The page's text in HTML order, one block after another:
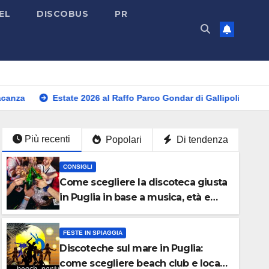
DISCOBUS PR
2026 al Raffo Parco Gondar di Gallipoli: tutti gli eventi da
Più recenti Popolari Di tendenza
CONSIGLI
Come scegliere la discoteca giusta
in Puglia in base a musica, età e
atmosfera
FESTE IN SPIAGGIA
Discoteche sul mare in Puglia:
come scegliere beach club e locali